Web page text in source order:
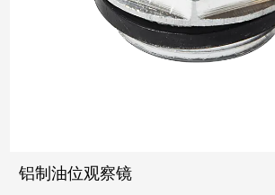
铝制油位观察镜